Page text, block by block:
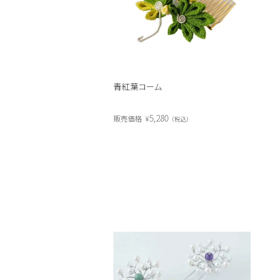
青紅葉コーム
販売価格 ¥5,280 税込